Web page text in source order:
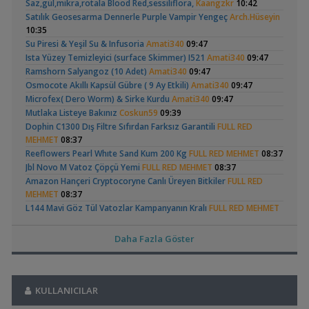
Karidesler Sobo Sf 550f Filtre İçine Kaçabilir Mi Joec,13:12
Omurgasızlar
Bitkili Akvaryuma İlk Adım
Yeni Üye Forumu
👋 Yeni Gelenler Buradan Merhaba Desin wolk23,12:03
Yeni Üye Forumu
Büyükşehir Belediyesi Çalışıyor,gece 3 😊MasterChiefHakan
10:09
Yeni Üye Forumu
Bitkili Tankda Led Kullanımı dreamcatcherr,09:15
Işık CO2 ve Ekipmanlar
Dıy - Akvaryum Aydınlatması Hakkında BilgiMinics,01:42
Yeni Üye Forumu
130 Lt 50+ Lepistes İçin8.500 Tl Bütçeli DışfiltreSerpent
00:15
Yeni Üye Forumu
Akvaredden Gelen BitkilerSufisu,21:48
30x20x20akvaristsaglam,20:15
Akvaryum Tanıtımı
Japon Balığım Yüzeyde Hava Almaya ÇalışıyorBetta_King,
Hongsloi Çiftim Ve
Yavruları
(4)
Betta Antuta
Ramshorn Hakkında
Her Şey
Elma Salyangozu
Güncel
30x20x20 Ramshorn
Akvaryum Kurulumu
Neon Tetra(123)
Red Mangrove
Saz,gül,mikra,rotala Blood Red,sessiliflora,Kaangzkr 10:42
Satılık Geosesarma Dennerle Purple Vampir YengeçArch.Hüseyin
10:35
Su Piresi & Yeşil Su & Infusoria Amati340 09:47
Ista Yüzey Temizleyici (surface Skimmer) I521 Amati340 09:47
Ramshorn Salyangoz (10 Adet) Amati340 09:47
Osmocote Akıllı Kapsül Gübre ( 9 Ay Etkili) Amati340 09:47
Microfex( Dero Worm) & Sirke Kurdu Amati340 09:47
Mutlaka Listeye Bakınız Coskun59 09:39
Dophin C1300 Dış Filtre Sıfırdan Farksız Garantili FULL RED
MEHMET 08:37
Reeflowers Pearl Whıte Sand Kum 200 Kg FULL RED MEHMET 08:37
Jbl Novo M Vatoz Çöpçü Yemi FULL RED MEHMET 08:37
Amazon Hançeri Cryptocoryne Canlı Üreyen BitkilerFULL RED
MEHMET 08:37
L144 Mavi Göz Tül Vatozlar Kampanyanın Kralı FULL RED MEHMET
2 Torba Moss :) Filtre Isıtıcı AtlasPoyraz07:54
Orionled A 40 Armatür Sıfır Ayarındaerimgorgulu07:37
Bitkili Akvaryum Balıkları
Bitki Çeşitleriemreemin00:39
Daha Fazla Göster
KULLANICILAR